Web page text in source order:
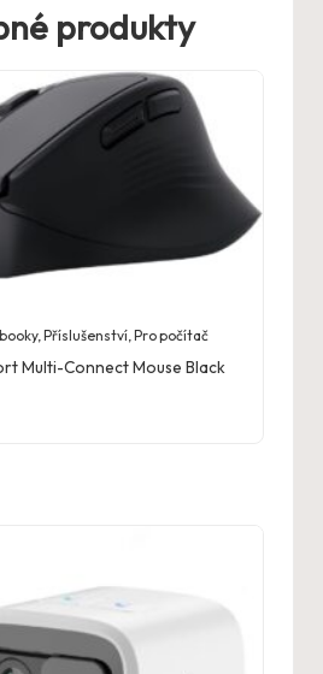
produkty
,Příslušenství,Pro počítač
Multi-Connect Mouse Black